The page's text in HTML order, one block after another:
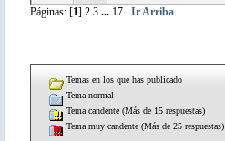
Páginas: [1] 2 3 ... 17 Ir Arriba
Temas en los que has publicado
Tema normal
Tema candente (Más de 15 respuestas)
Tema muy candente (Más de 25 respuestas)